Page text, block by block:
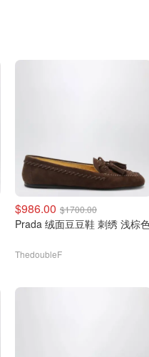
$986.00 $1700.00
Prada 绒面豆豆鞋 刺绣 浅棕
ThedoubleF